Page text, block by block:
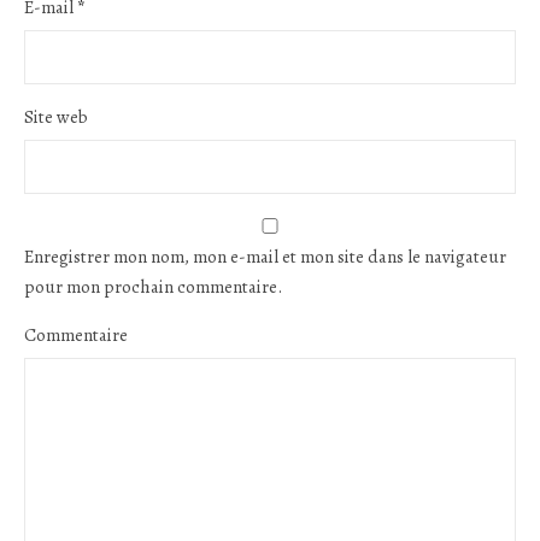
E-mail *
Site web
Enregistrer mon nom, mon e-mail et mon site dans le navigateur
pour mon prochain commentaire.
Commentaire